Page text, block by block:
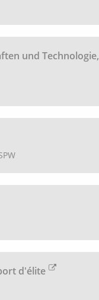
und Technologie,
d'élite